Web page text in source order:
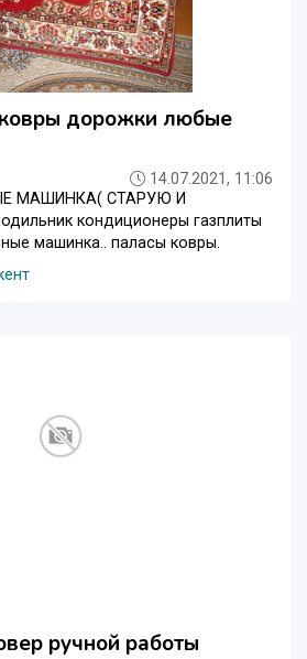
дорожки любые
14.07.2021, 11:06
МАШИНКА( СТАРУЮ И
кондиционеры газплиты
машинка.. паласы ковры.
ручной работы